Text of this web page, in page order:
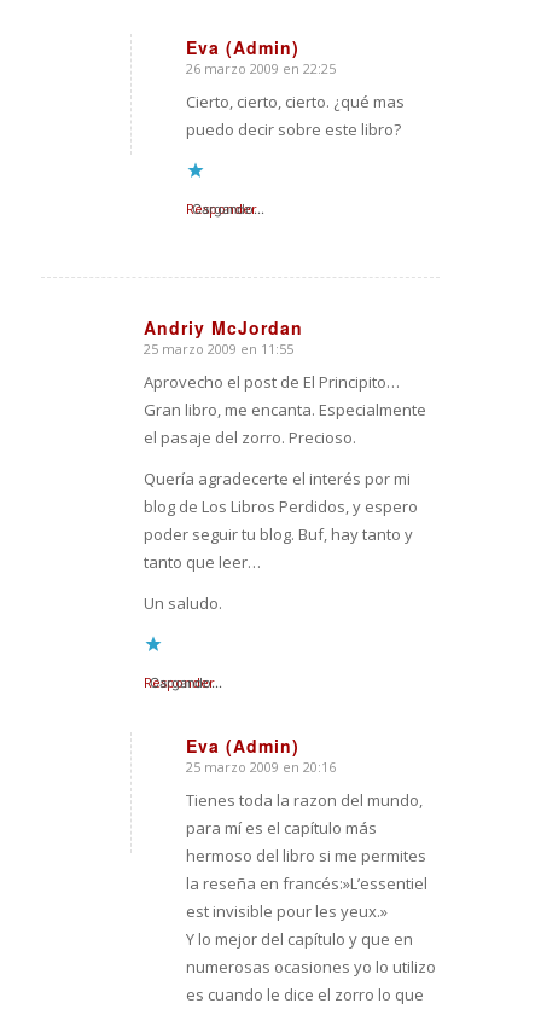
Eva (Admin)
Dice:
26 marzo 2009 en 22:25
Cierto, cierto, cierto. ¿qué mas
puedo decir sobre este libro?
Cargando...
Responder
Andriy McJordan
Dice:
25 marzo 2009 en 11:55
Aprovecho el post de El Principito…
Gran libro, me encanta. Especialmente
el pasaje del zorro. Precioso.
Quería agradecerte el interés por mi
blog de Los Libros Perdidos, y espero
poder seguir tu blog. Buf, hay tanto y
tanto que leer…
Un saludo.
Cargando...
Responder
Eva (Admin)
Dice:
25 marzo 2009 en 20:16
Tienes toda la razon del mundo,
para mí es el capítulo más
hermoso del libro si me permites
la reseña en francés:»L’essentiel
est invisible pour les yeux.»
Y lo mejor del capítulo y que en
numerosas ocasiones yo lo utilizo
es cuando le dice el zorro lo que